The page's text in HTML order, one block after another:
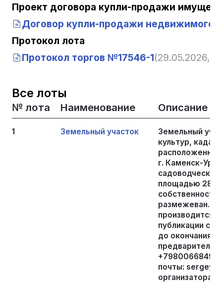
Проект договора купли-продажи
Договор купли-продажи недвижимого
Протокол лота
Протокол торгов №17546-1(29.05.2026,
Все лоты
№ лота Наименование Описание
1 Земельный участок
Земельный
культур,
г. Каменск-
площадью 288
размежеван.
производится
публикации
до окончания
+79800668495
почты:
организатора